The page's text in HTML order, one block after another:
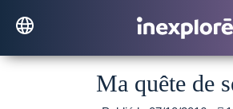
Ma quête de